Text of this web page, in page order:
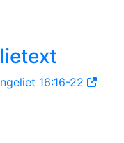
16:16-22